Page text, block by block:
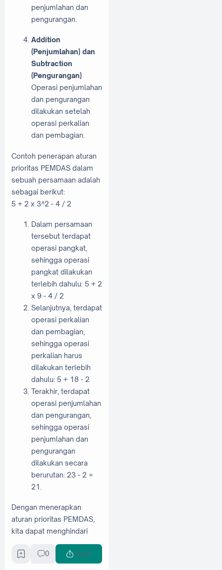
penjumlahan dan
pengurangan.
Addition
(Penjumlahan) dan
Subtraction
(Pengurangan)
Operasi penjumlahan
dan pengurangan
dilakukan setelah
operasi perkalian
dan pembagian.
Contoh penerapan aturan
prioritas PEMDAS dalam
sebuah persamaan adalah
sebagai berikut:
5 + 2 x 3^2 - 4 / 2
Dalam persamaan
tersebut terdapat
operasi pangkat,
sehingga operasi
pangkat dilakukan
terlebih dahulu: 5 + 2
x 9 - 4 / 2
Selanjutnya, terdapat
operasi perkalian
dan pembagian,
sehingga operasi
perkalian harus
dilakukan terlebih
dahulu: 5 + 18 - 2
Terakhir, terdapat
operasi penjumlahan
dan pengurangan,
sehingga operasi
penjumlahan dan
pengurangan
dilakukan secara
berurutan: 23 - 2 =
21.
Dengan menerapkan
aturan prioritas PEMDAS,
kita dapat menghindari
kesalahan dalam
perhitungan dan
0 Share